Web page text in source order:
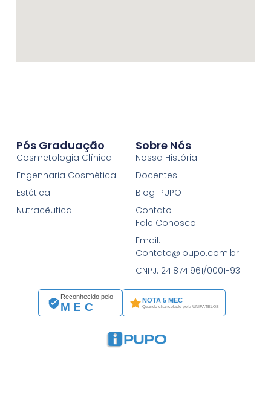
Reconhecido pelo
MEC
NOTA 5 MEC
Quando chancelado pela UNIFATELOS
Pós Graduação
Cosmetologia Clínica
Engenharia Cosmética
Estética
Nutracêutica
Sobre Nós
Nossa História
Docentes
Blog IPUPO
Contato
Fale Conosco
Email:
Contato@ipupo.com.br
CNPJ: 24.874.961/0001-93